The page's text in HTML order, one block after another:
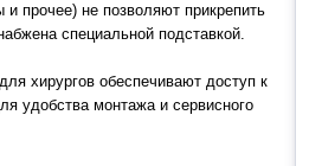
прочее) не позволяют прикрепить
специальной подставкой.
хирургов обеспечивают доступ к
удобства монтажа и сервисного